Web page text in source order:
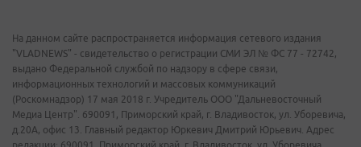
На данном сайте распространяется информация сетевого издания
"VLADNEWS" - свидетельство о регистрации СМИ ЭЛ № ФС 77 - 72742,
выдано Федеральной службой по надзору в сфере связи,
информационных технологий и массовых коммуникаций
(Роскомнадзор) 17 мая 2018 г. Учредитель ООО "Дальневосточный
Медиа Центр". 690091, Приморский край, г. Владивосток, ул. Уборевича,
д.20А, офис 13. Главный редактор Юркевич Дмитрий Юрьевич. Адрес